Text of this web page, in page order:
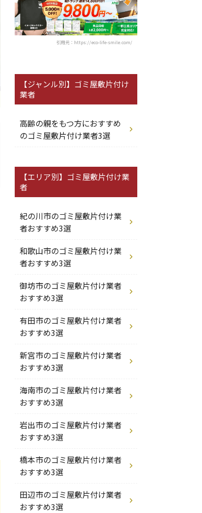
引用元：https://eco-life-smile.com/
【ジャンル別】ゴミ屋敷片付け
業者
高齢の親をもつ方におすすめ
のゴミ屋敷片付け業者3選
【エリア別】ゴミ屋敷片付け業
者
紀の川市のゴミ屋敷片付け業
者おすすめ3選
和歌山市のゴミ屋敷片付け業
者おすすめ3選
御坊市のゴミ屋敷片付け業者
おすすめ3選
有田市のゴミ屋敷片付け業者
おすすめ3選
新宮市のゴミ屋敷片付け業者
おすすめ3選
海南市のゴミ屋敷片付け業者
おすすめ3選
岩出市のゴミ屋敷片付け業者
おすすめ3選
橋本市のゴミ屋敷片付け業者
おすすめ3選
田辺市のゴミ屋敷片付け業者
おすすめ3選